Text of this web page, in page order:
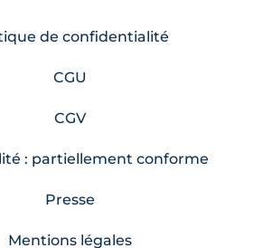
de confidentialité
CGU
CGV
: partiellement conforme
Presse
Mentions légales